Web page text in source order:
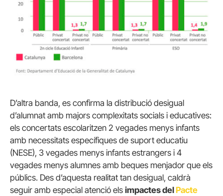
D’altra banda, es confirma la distribució desigual
d’alumnat amb majors complexitats socials i educatives:
els concertats escolaritzen 2 vegades menys infants
amb necessitats específiques de suport educatiu
(NESE), 3 vegades menys infants estrangers i 4
vegades menys alumnes amb beques menjador que els
públics. Des d’aquesta realitat tan desigual, caldrà
seguir amb especial atenció els impactes delPacte